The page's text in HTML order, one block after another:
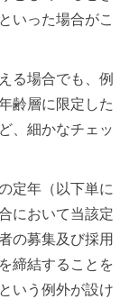
いった場合がこ
る場合でも、例
齢層に限定した
、細かなチェッ
定年（以下単に
において当該定
の募集及び採用
締結することを
いう例外が設け